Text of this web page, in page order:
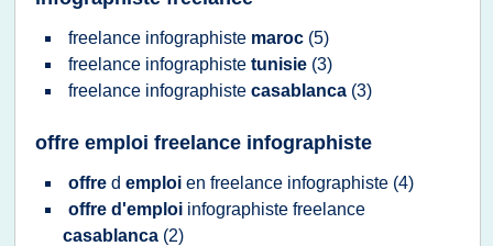
freelance infographiste maroc (5)
freelance infographiste tunisie (3)
freelance infographiste casablanca (3)
offre emploi freelance infographiste
offre d emploi en freelance infographiste (4)
offre d'emploi infographiste freelance
casablanca (2)